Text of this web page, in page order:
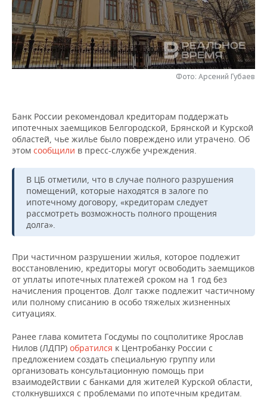
НЕФТЕХИМИЯ
НЕФТЬ
ОПК
РОЗНИЧНАЯ ТОРГОВЛЯ
ТРАНСПОРТ
НОВОСТИ ТЕХНОЛОГИЙ
IT
МЕРОПРИЯТИЯ
НОВОСТИ МЕРОПРИЯТИЙ
ONLINE-КОНФЕРЕНЦИИ
ОТКРЫТАЯ ЛЕКЦИЯ
СПОРТ
ХОККЕЙ
ВОЛЕЙБОЛ
КИБЕРСПОРТ
ВОДНЫЕ ВИДЫ СПОРТА
ХОККЕЙ С МЯЧОМ
ВЛАСТЬ
ИНФРАСТРУКТУРА
ИСТОРИЯ
КУЛЬТУРА
ОБРАЗОВАНИЕ
ПРОИСШЕСТВИЯ
СЮЖЕТЫ
СПИСОК ПЕРСОН
СПИСОК КОМПАНИЙ
ПОЛНАЯ ВЕРСИЯ
Фото: Арсений Губаев
Банк России рекомендовал кредиторам поддержать
ипотечных заемщиков Белгородской, Брянской и Курской
областей, чье жилье было повреждено или утрачено. Об
этом сообщили в пресс-службе учреждения.
В ЦБ отметили, что в случае полного разрушения
помещений, которые находятся в залоге по
ипотечному договору, «кредиторам следует
рассмотреть возможность полного прощения
долга».
При частичном разрушении жилья, которое подлежит
восстановлению, кредиторы могут освободить заемщиков
от уплаты ипотечных платежей сроком на 1 год без
начисления процентов. Долг также подлежит частичному
или полному списанию в особо тяжелых жизненных
ситуациях.
Ранее глава комитета Госдумы по соцполитике Ярослав
Нилов (ЛДПР) обратился к Центробанку России с
предложением создать специальную группу или
организовать консультационную помощь при
взаимодействии с банками для жителей Курской области,
столкнувшихся с проблемами по ипотечным кредитам.